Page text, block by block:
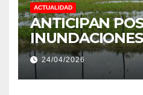
ACTUALIDAD
ANTICIPAN
EXTREMOS:
NIÑO MUY
24/04/2026